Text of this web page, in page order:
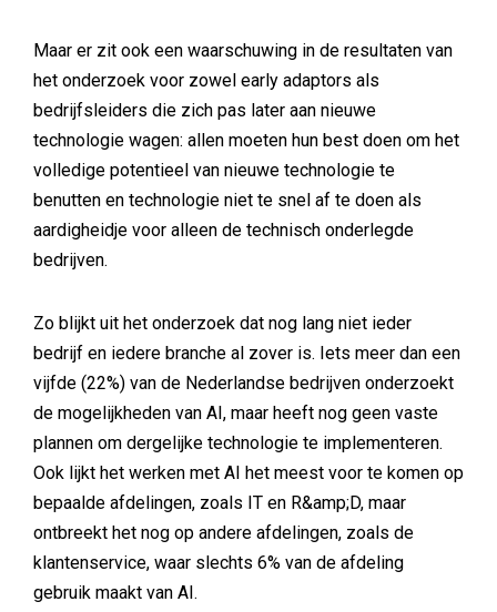
Maar er zit ook een waarschuwing in de resultaten van
het onderzoek voor zowel early adaptors als
bedrijfsleiders die zich pas later aan nieuwe
technologie wagen: allen moeten hun best doen om het
volledige potentieel van nieuwe technologie te
benutten en technologie niet te snel af te doen als
aardigheidje voor alleen de technisch onderlegde
bedrijven.
Zo blijkt uit het onderzoek dat nog lang niet ieder
bedrijf en iedere branche al zover is. Iets meer dan een
vijfde (22%) van de Nederlandse bedrijven onderzoekt
de mogelijkheden van AI, maar heeft nog geen vaste
plannen om dergelijke technologie te implementeren.
Ook lijkt het werken met AI het meest voor te komen op
bepaalde afdelingen, zoals IT en R&amp;D, maar
ontbreekt het nog op andere afdelingen, zoals de
klantenservice, waar slechts 6% van de afdeling
gebruik maakt van AI.